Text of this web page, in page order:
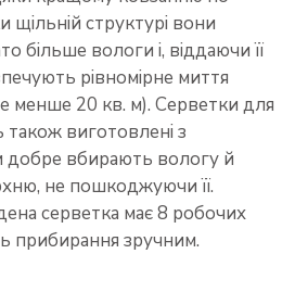
щільній структурі вони
більше вологи і, віддаючи її
рівномірне миття
менше 20 кв. м). Серветки для
виготовлені з
добре вбирають вологу й
не пошкоджуючи її.
серветка має 8 робочих
прибирання зручним.